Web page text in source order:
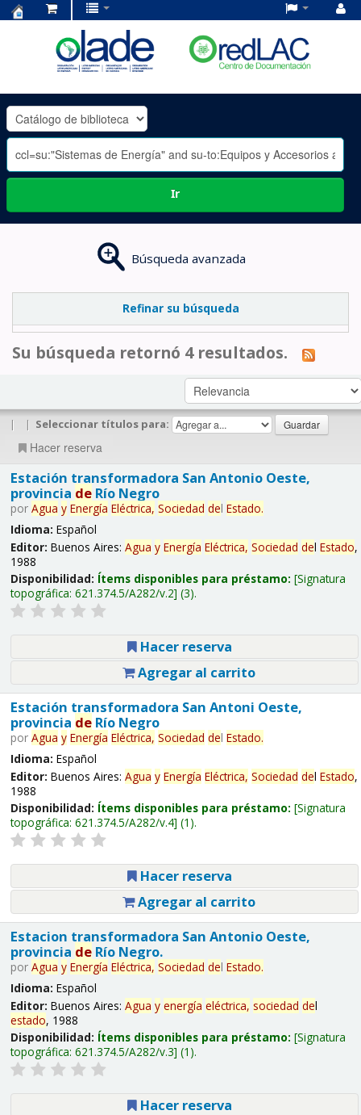
OLADE
-
Ir
Búsqueda avanzada
Refinar su búsqueda
Su búsqueda retornó 4 resultados.
| | Seleccionar títulos para:
Hacer reserva
Estación transformadora San Antonio Oeste,
provincia deRío Negro
por Agua y Energía Eléctrica, Sociedad del Estado.
Idioma: Español
Editor: Buenos Aires: Agua y Energía Eléctrica, Sociedad del Estado,
1988
Disponibilidad: Ítems disponibles para préstamo: Signatura
topográfica: 621.374.5/A282/v.2 (3).
Hacer reserva
Agregar al carrito
Estación transformadora San Antoni Oeste,
provincia deRío Negro
por Agua y Energía Eléctrica, Sociedad del Estado.
Idioma: Español
Editor: Buenos Aires: Agua y Energía Eléctrica, Sociedad del Estado,
1988
Disponibilidad: Ítems disponibles para préstamo: Signatura
topográfica: 621.374.5/A282/v.4 (1).
Hacer reserva
Agregar al carrito
Estacion transformadora San Antonio Oeste,
provincia deRío Negro.
por Agua y Energía Eléctrica, Sociedad del Estado.
Idioma: Español
Editor: Buenos Aires: Agua y energía eléctrica, sociedad del
estado, 1988
Disponibilidad: Ítems disponibles para préstamo: Signatura
topográfica: 621.374.5/A282/v.3 (1).
Hacer reserva